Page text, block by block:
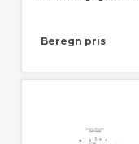
Beregn pris